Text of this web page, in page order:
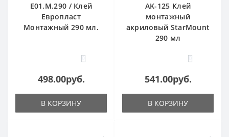
E01.M.290 / Клей
Европласт
Монтажный 290 мл.
0
498.00руб.
В КОРЗИНУ
AK-125 Клей
монтажный
акриловый StarMount
290 мл
0
541.00руб.
В КОРЗИНУ